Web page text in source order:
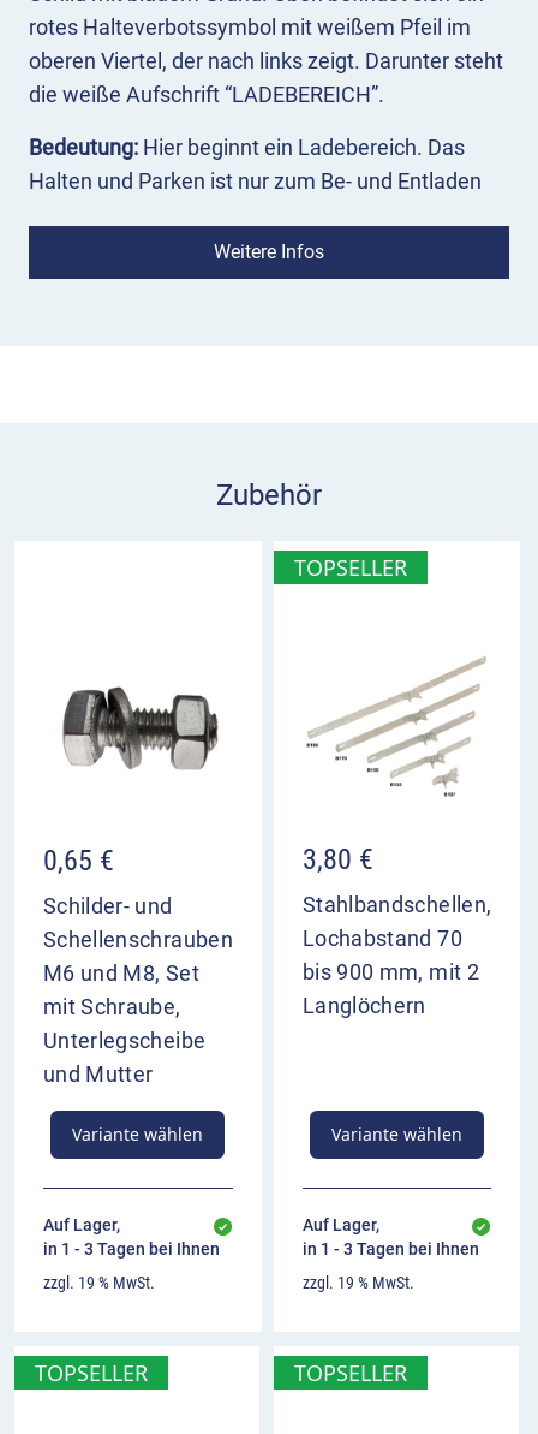
rotes Halteverbotssymbol mit weißem Pfeil im
oberen Viertel, der nach links zeigt. Darunter steht
die weiße Aufschrift “LADEBEREICH”.
Bedeutung: Hier beginnt ein Ladebereich. Das
Halten und Parken ist nur zum Be- und Entladen
muss ohne Verzögerung passieren.
: Dieses Schild gibt es mit weißen Pfeilen
in unterschiedlichen Ausfühungen, aber auch ganz
Aufstellung rechts im Überblick
kennzeichnet den Beginn eines Ladebereichs
Entladen
Weitere Infos
Zubehör
0,65 €
Schilder- und
Schellenschrauben
M6 und M8, Set
mit Schraube,
Unterlegscheibe
und Mutter
Variante wählen
Auf Lager,
in 1 - 3 Tagen bei Ihnen
zzgl. 19 % MwSt.
TOPSELLER
3,80 €
Stahlbandschellen,
Lochabstand 70
bis 900 mm, mit 2
Langlöchern
Variante wählen
Auf Lager,
in 1 - 3 Tagen bei Ihnen
zzgl. 19 % MwSt.
TOPSELLER TOPSELLER